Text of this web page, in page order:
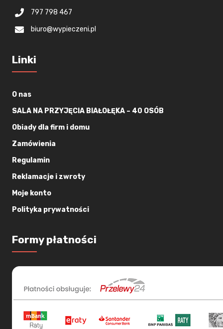
797 798 467
biuro@wypieczeni.pl
Linki
O nas
SALA NA PRZYJĘCIA BIAŁOŁĘKA – 40 OSÓB
Obiady dla firm i domu
Zamówienia
Regulamin
Reklamacje i zwroty
Moje konto
Polityka prywatności
Formy płatności